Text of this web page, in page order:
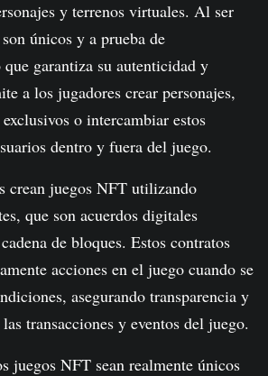
y terrenos virtuales. Al ser
únicos y a prueba de
garantiza su autenticidad y
a los jugadores crear personajes,
o intercambiar estos
dentro y fuera del juego.
crean juegos NFT utilizando
que son acuerdos digitales
de bloques. Estos contratos
acciones en el juego cuando se
asegurando transparencia y
transacciones y eventos del juego.
juegos NFT sean realmente únicos